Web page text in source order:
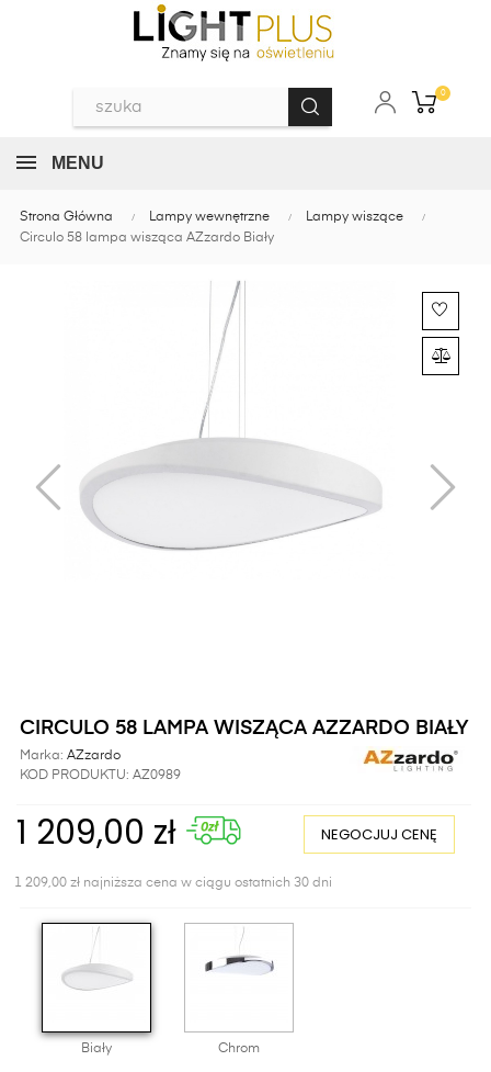
0
MENU
Strona Główna Lampy wewnętrzne
Lampy wiszące
Circulo 58 lampa wisząca AZzardo Biały
CIRCULO 58 LAMPA WISZĄCA AZZARDO BIAŁY
Marka: AZzardo
KOD PRODUKTU: AZ0989
1 209,00 zł NEGOCJUJ CENĘ
1 209,00 zł najniższa cena w ciągu ostatnich 30 dni
Biały Chrom